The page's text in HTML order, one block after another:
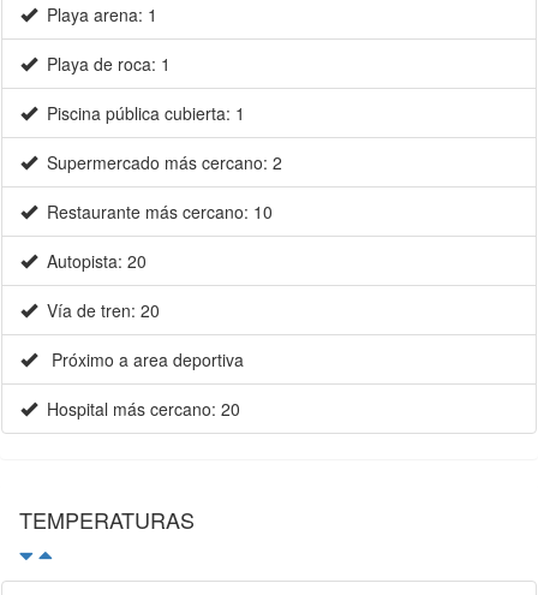
Playa arena: 1
Playa de roca: 1
Piscina pública cubierta: 1
Supermercado más cercano: 2
Restaurante más cercano: 10
Autopista: 20
Vía de tren: 20
Próximo a area deportiva
Hospital más cercano: 20
TEMPERATURAS